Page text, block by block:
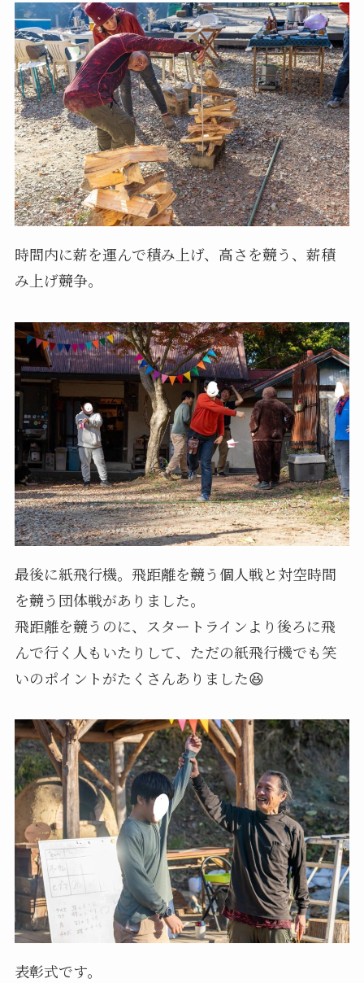
時間内に薪を運んで積み上げ、高さを競う、薪積
み上げ競争。
最後に紙飛行機。飛距離を競う個人戦と対空時間
を競う団体戦がありました。
飛距離を競うのに、スタートラインより後ろに飛
んで行く人もいたりして、ただの紙飛行機でも笑
いのポイントがたくさんありました😆
表彰式です。